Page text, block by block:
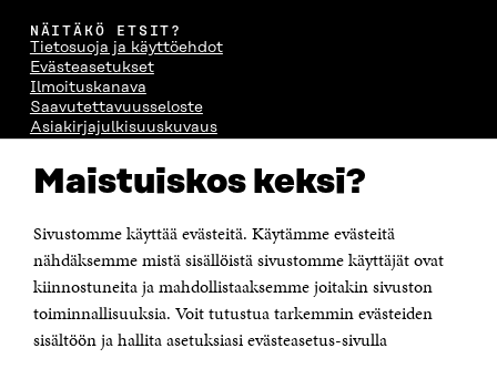
Maistuiskos keksi?
Sivustomme käyttää evästeitä. Käytämme evästeitä
nähdäksemme mistä sisällöistä sivustomme käyttäjät ovat
kiinnostuneita ja mahdollistaaksemme joitakin sivuston
toiminnallisuuksia. Voit tutustua tarkemmin evästeiden
sisältöön ja hallita asetuksiasi evästeasetus-sivulla
NÄITÄKÖ ETSIT?
Tietosuoja ja käyttöehdot
Evästeasetukset
Ilmoituskanava
Saavutettavuusseloste
Asiakirjajulkisuuskuvaus
Suomen itsenäisyyden juhlarahasto Sitra
Itämerenkatu 11-13, PL 160,
00181 Helsinki
Puhelin +358 294 618 991
Sähköpostiosoite
etunimi.sukunimi@sitra.fi tai sitra@sitra.fi